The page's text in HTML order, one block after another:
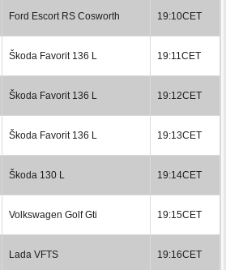
Ford Escort RS Cosworth 19:10CET
Škoda Favorit 136 L 19:11CET
Škoda Favorit 136 L 19:12CET
Škoda Favorit 136 L 19:13CET
Škoda 130 L 19:14CET
Volkswagen Golf Gti 19:15CET
Lada VFTS 19:16CET